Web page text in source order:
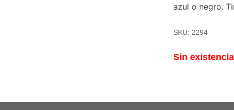
azul o negro.
SKU: 2294
Sin